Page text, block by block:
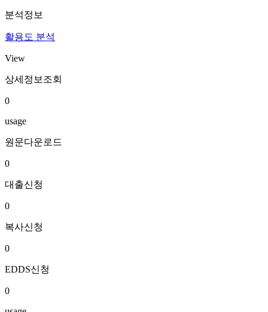
분석정보
활용도 분석
View
상세정보조회
0
usage
원문다운로드
0
대출신청
0
복사신청
0
EDDS신청
0